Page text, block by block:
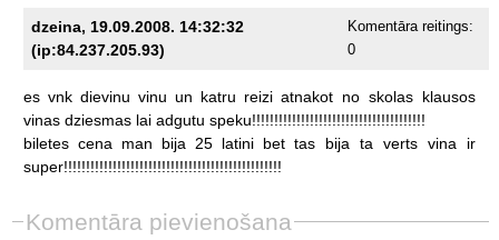
dzeina, 19.09.2008. 14:32:32
(ip:84.237.205.93)
Komentāra reitings:
0
es vnk dievinu vinu un katru reizi atnakot no skolas klausos
vinas dziesmas lai adgutu speku!!!!!!!!!!!!!!!!!!!!!!!!!!!!!!!!!!!!!!!
biletes cena man bija 25 latini bet tas bija ta verts vina
ir
super!!!!!!!!!!!!!!!!!!!!!!!!!!!!!!!!!!!!!!!!!!!!!!!!!
Komentāra pievienošana